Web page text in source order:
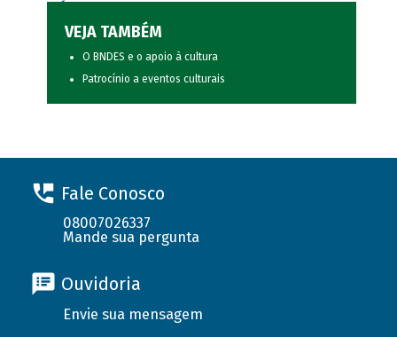
VEJA TAMBÉM
O BNDES e o apoio à cultura
Patrocínio a eventos culturais
Fale Conosco
08007026337
Mande sua pergunta
Ouvidoria
Envie sua mensagem